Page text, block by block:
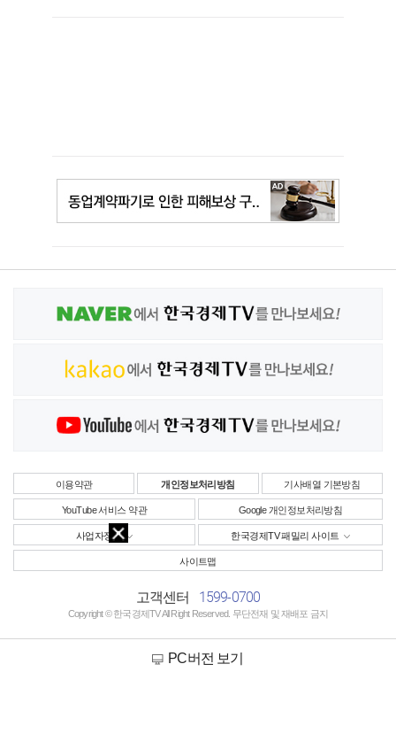
이용약관 개인정보처리방침 기사배열 기본방침
YouTube 서비스 약관 Google 개인정보처리방침
사업자정보 한국경제TV 패밀리 사이트
사이트맵
고객센터 1599-0700
Copyright © 한국경제TV All Right Reserved. 무단전재 및 재배포 금지
PC버전 보기